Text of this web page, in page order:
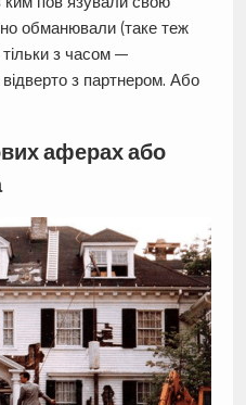
обманювали (таке теж
з часом —
з партнером. Або
аферах або